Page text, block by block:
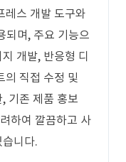
레스 개발 도구와
되며, 주요 기능으
개발, 반응형 디
의 직접 수정 및
기존 제품 홍보
하여 깔끔하고 사
니다.